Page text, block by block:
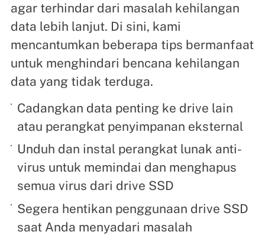
agar terhindar dari masalah kehilangan
data lebih lanjut. Di sini, kami
mencantumkan beberapa tips bermanfaat
untuk menghindari bencana kehilangan
data yang tidak terduga.
Cadangkan data penting ke drive lain
atau perangkat penyimpanan eksternal
Unduh dan instal perangkat lunak anti-
virus untuk memindai dan menghapus
semua virus dari drive SSD
Segera hentikan penggunaan drive SSD
saat Anda menyadari masalah